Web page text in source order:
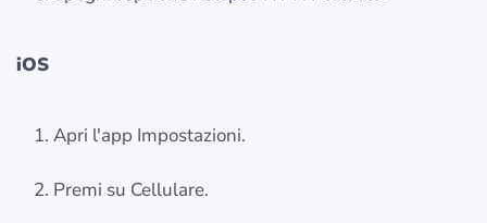
iOS
Apri l'app Impostazioni.
Premi su Cellulare.